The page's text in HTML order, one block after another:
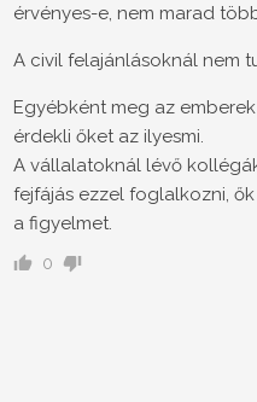
érvényes-e, nem marad
A civil felajánlásoknál nem
Egyébként meg az
érdekli őket az ilyesmi.
A vállalatoknál lévő
fejfájás ezzel foglalkozni,
a figyelmet.
0